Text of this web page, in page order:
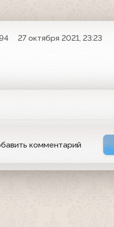
27 октября 2021, 23:23
комментарий